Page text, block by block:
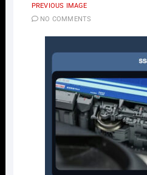
PREVIOUS IMAGE
NO COMMENTS